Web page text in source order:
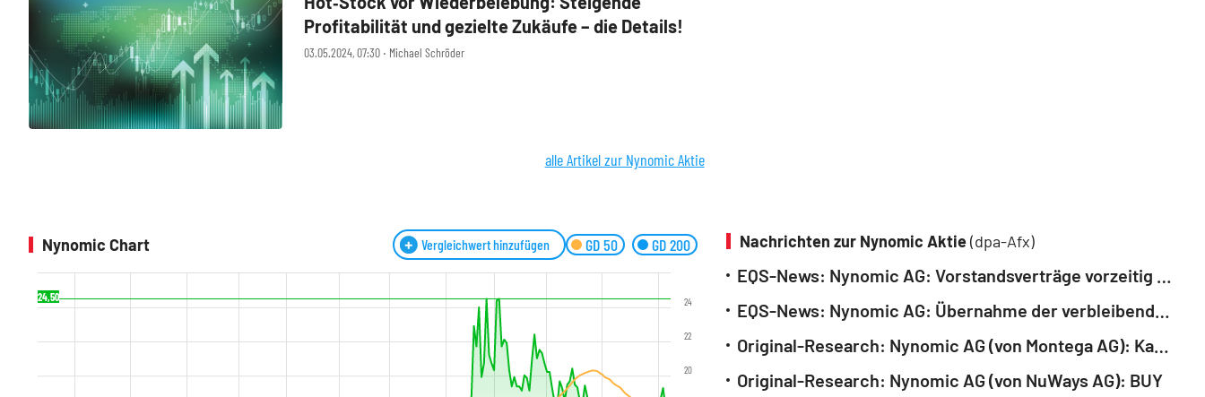
03.05.2024, 07:30 ‧ Michael Schröder
Profitabilität und gezielte Zukäufe – die Details!
alle Artikel zur Nynomic Aktie
Nynomic Chart Vergleichwert hinzufügen GD 50 GD 200
20
22
24
24,50
Nachrichten zur Nynomic Aktie(dpa-Afx)
EQS-News: Nynomic AG: Vorstandsverträge vorzeitig verlängert - Signal für Stabilität und strategische Kontinuität in der Unternehmensführung (deutsch)
EQS-News: Nynomic AG: Übernahme der verbleibenden 49% an der Image Engineering GmbH & Co. KG / Konsequente Weiterentwicklung der Konzernstruktur (deutsch)
Original-Research: Nynomic AG (von Montega AG): Kaufen
Original-Research: Nynomic AG (von NuWays AG): BUY